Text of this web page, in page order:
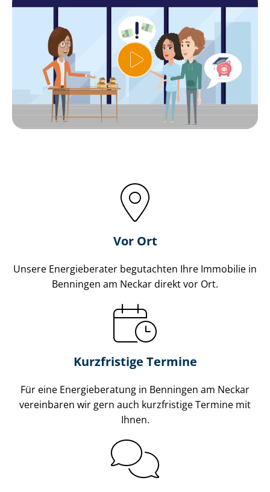
Vor Ort
Unsere Energieberater begutachten Ihre Immobilie in
Benningen am Neckar direkt vor Ort.
Kurzfristige Termine
Für eine Energieberatung in Benningen am Neckar
vereinbaren wir gern auch kurzfristige Termine mit
Ihnen.